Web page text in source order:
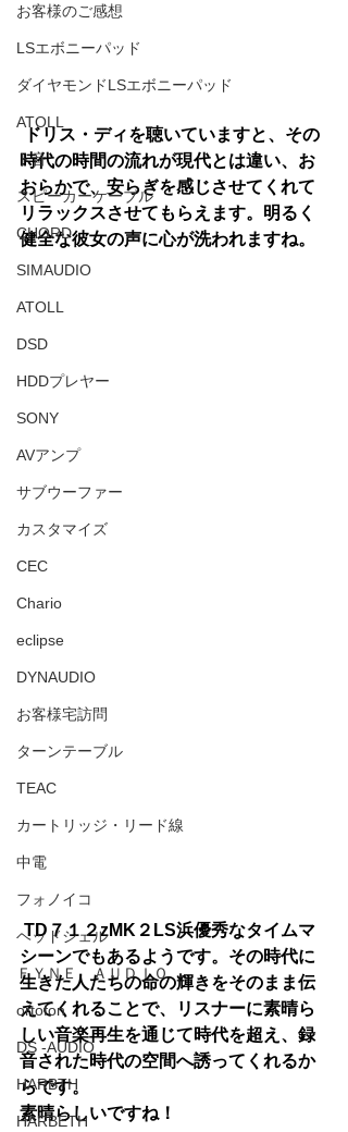
お客様のご感想
LSエボニーパッド
ダイヤモンドLSエボニーパッド
ATOLL
ト音
スピーカーケーブル
CHORD
SIMAUDIO
ATOLL
DSD
HDDプレヤー
SONY
AVアンプ
サブウーファー
カスタマイズ
CEC
Chario
eclipse
DYNAUDIO
お客様宅訪問
ターンテーブル
TEAC
カートリッジ・リード線
中電
フォノイコ
ヘッドシェル
ＦＹＮＥ ＡＵＤＩＯ
ortofon
DS -AUDIO
HARBTH
HARBETH
時代の時間の流れが現代とは違い、お
おらかで、安らぎを感じさせてくれて
リラックスさせてもらえます。明るく
健全な彼女の声に心が洗われますね。
TD７１２zMK２LS浜優秀なタイムマ
シーンでもあるようです。その時代に
生きた人たちの命の輝きをそのまま伝
えてくれることで、リスナーに素晴ら
しい音楽再生を通じて時代を超え、録
音された時代の空間へ誘ってくれるか
らです。
素晴らしいですね！